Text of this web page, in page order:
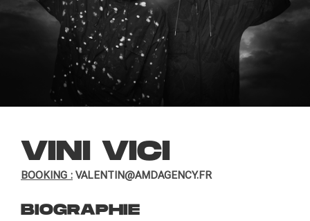
VINI VICI
BOOKING : VALENTIN@AMDAGENCY.FR
BIOGRAPHIE